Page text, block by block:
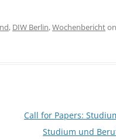
, DIW Berlin,Wochenberichton
Call for Papers:
Studium und